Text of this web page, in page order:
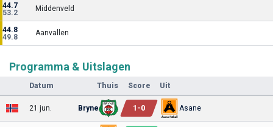
44.7
53.2
Middenveld
44.8
49.8
Aanvallen
Programma & Uitslagen
Datum Thuis Score Uit
21 jun. Bryne 1 -0 Asane